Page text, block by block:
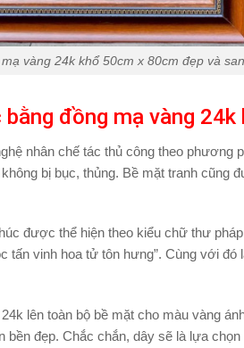
vàng 24k khổ 50cm x 80cm đẹp và
đồng mạ vàng
nhân chế tác thủ công theo phương
bị bục, thủng. Bề mặt tranh cũng
được thể hiện theo kiểu chữ thư
tấn vinh hoa tử tôn hưng”. Cùng với
lên toàn bộ bề mặt cho màu vàng
đẹp. Chắc chắn, dây sẽ là lựa chọn